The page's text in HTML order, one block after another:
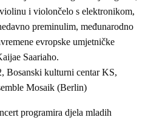
i violončelo s elektronikom,
preminulim, međunarodno
evropske umjetničke
Saariaho.
Bosanski kulturni centar KS,
Mosaik (Berlin)
programira djela mladih